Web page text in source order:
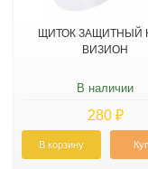
ЩИТОК ЗАЩИТНЫЙ
ВИЗИОН
В наличии
280 ₽
В корзину